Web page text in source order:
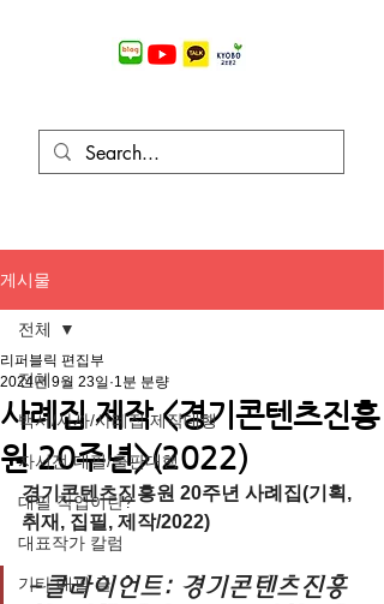
게시물
전체
백서/사사/사례집 제작대행
자서전 대필/출판대행
대필 작업이란?
대표작가 칼럼
기타 대필 글
전체
사례집 제작 <경기콘텐츠진흥
원 20주년>(2022)
리퍼블릭 편집부
2024년 9월 23일 1분 분량
경기콘텐츠진흥원 20주년 사례집(기획,
취재, 집필, 제작/2022)
-클라이언트: 경기콘텐츠진흥